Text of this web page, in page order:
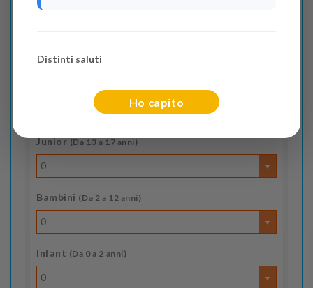
Indica il numero dei passeggeri
Junior(Da 13 a 17 anni)
0
Bambini (Da 2 a 12 anni)
0
Infant (Da 0 a 2 anni)
0
Distinti saluti
Ho capito